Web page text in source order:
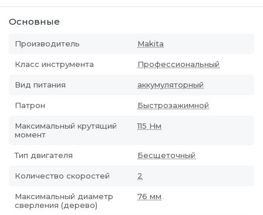
Основные
Производитель Makita
Класс инструмента Профессиональный
Вид питания аккумуляторный
Патрон Быстрозажимной
Максимальный крутящий
момент
115 Нм
Тип двигателя Бесщеточный
Количество скоростей 2
Максимальный диаметр
сверления (дерево)
76 мм